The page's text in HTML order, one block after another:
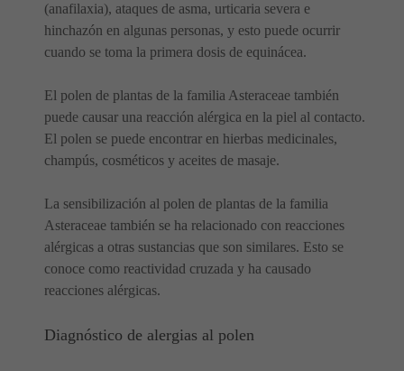
(anafilaxia), ataques de asma, urticaria severa e
hinchazón en algunas personas, y esto puede ocurrir
cuando se toma la primera dosis de equinácea.
El polen de plantas de la familia Asteraceae también
puede causar una reacción alérgica en la piel al contacto.
El polen se puede encontrar en hierbas medicinales,
champús, cosméticos y aceites de masaje.
La sensibilización al polen de plantas de la familia
Asteraceae también se ha relacionado con reacciones
alérgicas a otras sustancias que son similares. Esto se
conoce como reactividad cruzada y ha causado
reacciones alérgicas.
Diagnóstico de alergias al polen